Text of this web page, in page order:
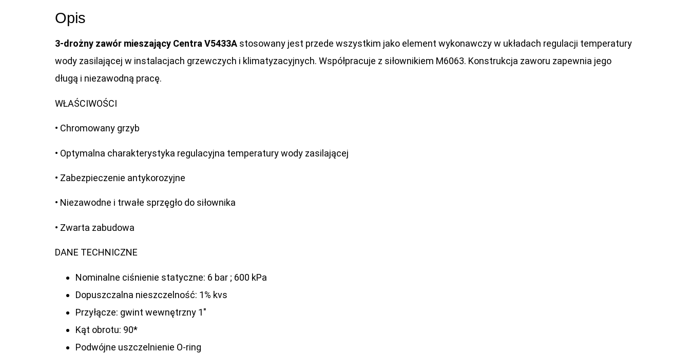
Opis
3-drożny zawór mieszający Centra V5433A stosowany jest przede wszystkim jako element wykonawczy w układach regulacji temperatury
wody zasilającej w instalacjach grzewczych i klimatyzacyjnych. Współpracuje z siłownikiem M6063. Konstrukcja zaworu zapewnia jego
długą i niezawodną pracę.
WŁAŚCIWOŚCI
• Chromowany grzyb
• Optymalna charakterystyka regulacyjna temperatury wody zasilającej
• Zabezpieczenie antykorozyjne
• Niezawodne i trwałe sprzęgło do siłownika
• Zwarta zabudowa
DANE TECHNICZNE
Nominalne ciśnienie statyczne: 6 bar ; 600 kPa
Dopuszczalna nieszczelność: 1% kvs
Przyłącze: gwint wewnętrzny 1″
Kąt obrotu: 90*
Podwójne uszczelnienie O-ring